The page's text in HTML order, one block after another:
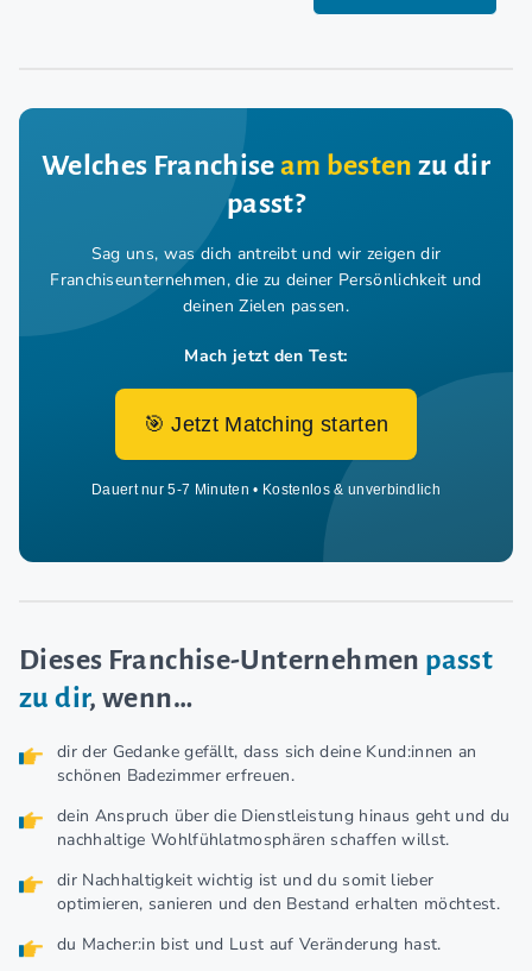
Welches Franchiseam besten zu dir
passt?
Sag uns, was dich antreibt und wir zeigen dir
Franchiseunternehmen, die zu deiner Persönlichkeit und
deinen Zielen passen.
Mach jetzt den Test:
🎯 Jetzt Matching starten
Dauert nur 5-7 Minuten • Kostenlos & unverbindlich
Dieses Franchise-Unternehmen passt
zu dir, wenn…
dir der Gedanke gefällt, dass sich deine Kund:innen an
schönen Badezimmer erfreuen.
dein Anspruch über die Dienstleistung hinaus geht und du
nachhaltige Wohlfühlatmosphären schaffen willst.
dir Nachhaltigkeit wichtig ist und du somit lieber
optimieren, sanieren und den Bestand erhalten möchtest.
du Macher:in bist und Lust auf Veränderung hast.